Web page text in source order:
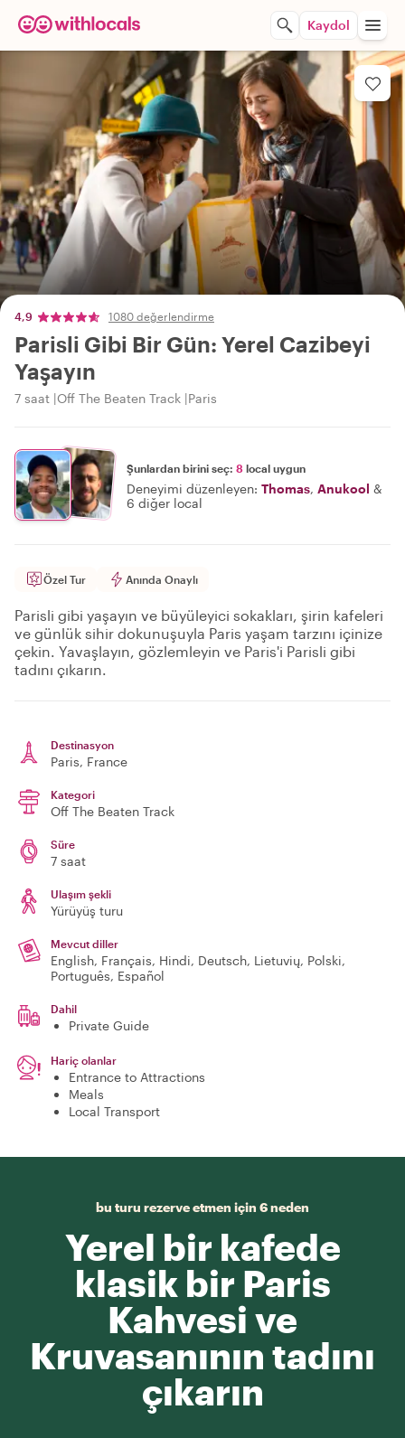
Kaydol
4,9 1080 değerlendirme
Parisli Gibi Bir Gün: Yerel Cazibeyi
Yaşayın
7 saat Off The Beaten Track Paris
Şunlardan birini seç: 8 local uygun
Deneyimi düzenleyen: Thomas, Anukool &
6 diğer local
Özel Tur Anında Onaylı
Parisli gibi yaşayın ve büyüleyici sokakları, şirin kafeleri
ve günlük sihir dokunuşuyla Paris yaşam tarzını içinize
çekin. Yavaşlayın, gözlemleyin ve Paris'i Parisli gibi
tadını çıkarın.
Destinasyon
Paris, France
Kategori
Off The Beaten Track
Süre
7 saat
Ulaşım şekli
Yürüyüş turu
Mevcut diller
English, Français, Hindi, Deutsch, Lietuvių, Polski,
Português, Español
Dahil
Private Guide
Hariç olanlar
Entrance to Attractions
Meals
Local Transport
bu turu rezerve etmen için 6 neden
Yerel bir kafede
klasik bir Paris
Kahvesi ve
Kruvasanının tadını
çıkarın